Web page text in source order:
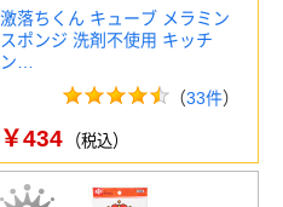
激落ちくん キューブ メラミン
スポンジ 洗剤不使用 キッチ
ン…
（33件）
￥434 （税込）